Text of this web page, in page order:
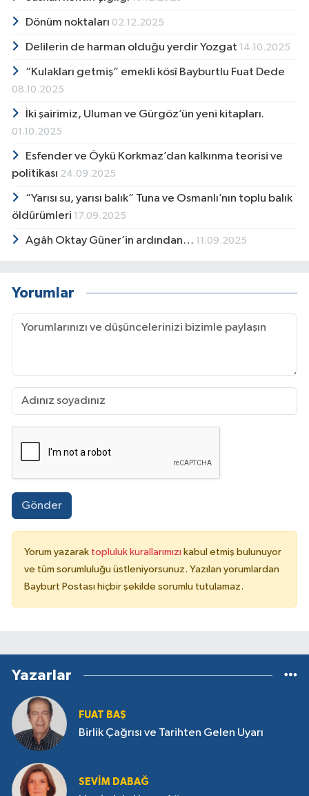
Dönüm noktaları 02.12.2025
Delilerin de harman olduğu yerdir Yozgat 14.10.2025
“Kulakları getmiş” emekli kösî Bayburtlu Fuat Dede
08.10.2025
İki şairimiz, Uluman ve Gürgöz’ün yeni kitapları.
01.10.2025
Esfender ve Öykü Korkmaz’dan kalkınma teorisi ve
politikası 24.09.2025
“Yarısı su, yarısı balık” Tuna ve Osmanlı’nın toplu balık
öldürümleri 17.09.2025
Agâh Oktay Güner’in ardından… 11.09.2025
Yorumlar
Gönder
Yorum yazarak topluluk kurallarımızı kabul etmiş bulunuyor
ve tüm sorumluluğu üstleniyorsunuz. Yazılan yorumlardan
Bayburt Postası hiçbir şekilde sorumlu tutulamaz.
Yazarlar
FUAT BAŞ
Birlik Çağrısı ve Tarihten Gelen Uyarı
SEVIM DABAĞ